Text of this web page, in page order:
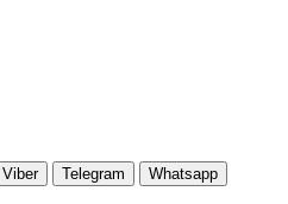
Viber Telegram Whatsapp